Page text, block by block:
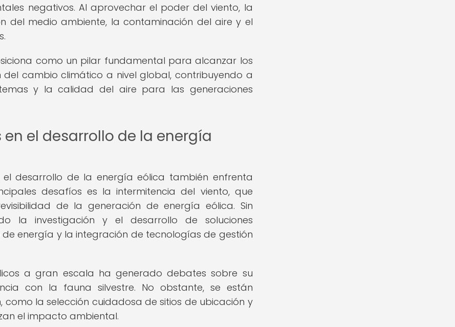
negativos. Al aprovechar el poder del viento, la
del medio ambiente, la contaminación del aire y el
como un pilar fundamental para alcanzar los
cambio climático a nivel global, contribuyendo a
y la calidad del aire para las generaciones
el desarrollo de la energía
el desarrollo de la energía eólica también enfrenta
desafíos es la intermitencia del viento, que
de la generación de energía eólica. Sin
la investigación y el desarrollo de soluciones
energía y la integración de tecnologías de gestión
a gran escala ha generado debates sobre su
con la fauna silvestre. No obstante, se están
la selección cuidadosa de sitios de ubicación y
el impacto ambiental.